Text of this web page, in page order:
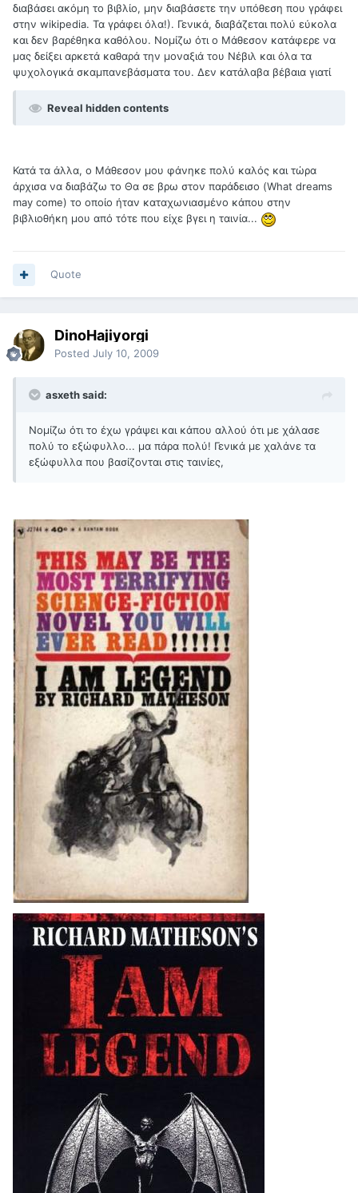
διαβάσει ακόμη το βιβλίο, μην διαβάσετε την υπόθεση που γράφει
στην wikipedia. Τα γράφει όλα!). Γενικά, διαβάζεται πολύ εύκολα
και δεν βαρέθηκα καθόλου. Νομίζω ότι ο Μάθεσον κατάφερε να
μας δείξει αρκετά καθαρά την μοναξιά του Νέβιλ και όλα τα
ψυχολογικά σκαμπανεβάσματα του. Δεν κατάλαβα βέβαια γιατί
Reveal hidden contents
Κατά τα άλλα, ο Μάθεσον μου φάνηκε πολύ καλός και τώρα
άρχισα να διαβάζω το Θα σε βρω στον παράδεισο (What dreams
may come) το οποίο ήταν καταχωνιασμένο κάπου στην
βιβλιοθήκη μου από τότε που είχε βγει η ταινία...
Quote
DinoHajiyorgi
Posted July 10, 2009
asxeth said:
Νομίζω ότι το έχω γράψει και κάπου αλλού ότι με χάλασε
πολύ το εξώφυλλο... μα πάρα πολύ! Γενικά με χαλάνε τα
εξώφυλλα που βασίζονται στις ταινίες,